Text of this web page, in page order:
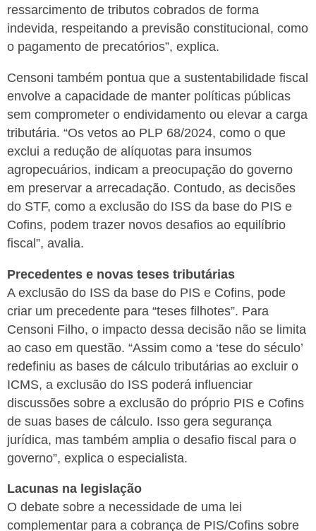
ressarcimento de tributos cobrados de forma
indevida, respeitando a previsão constitucional, como
o pagamento de precatórios”, explica.
Censoni também pontua que a sustentabilidade fiscal
envolve a capacidade de manter políticas públicas
sem comprometer o endividamento ou elevar a carga
tributária. “Os vetos ao PLP 68/2024, como o que
exclui a redução de alíquotas para insumos
agropecuários, indicam a preocupação do governo
em preservar a arrecadação. Contudo, as decisões
do STF, como a exclusão do ISS da base do PIS e
Cofins, podem trazer novos desafios ao equilíbrio
fiscal”, avalia.
Precedentes e novas teses tributárias
A exclusão do ISS da base do PIS e Cofins, pode
criar um precedente para “teses filhotes”. Para
Censoni Filho, o impacto dessa decisão não se limita
ao caso em questão. “Assim como a ‘tese do século’
redefiniu as bases de cálculo tributárias ao excluir o
ICMS, a exclusão do ISS poderá influenciar
discussões sobre a exclusão do próprio PIS e Cofins
de suas bases de cálculo. Isso gera segurança
jurídica, mas também amplia o desafio fiscal para o
governo”, explica o especialista.
Lacunas na legislação
O debate sobre a necessidade de uma lei
complementar para a cobrança de PIS/Cofins sobre